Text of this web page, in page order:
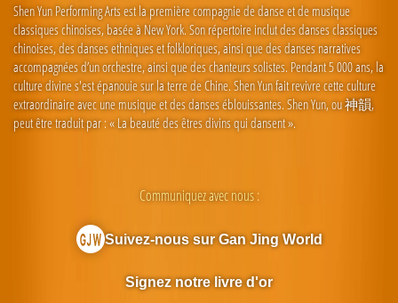
Shen Yun Performing Arts est la première compagnie de danse et de musique
classiques chinoises, basée à New York. Son répertoire inclut des danses classiques
chinoises, des danses ethniques et folkloriques, ainsi que des danses narratives
accompagnées d’un orchestre, ainsi que des chanteurs solistes. Pendant 5 000 ans, la
culture divine s'est épanouie sur la terre de Chine. Shen Yun fait revivre cette culture
extraordinaire avec une musique et des danses éblouissantes. Shen Yun, ou 神韻,
peut être traduit par : « La beauté des êtres divins qui dansent ».
Communiquez avec nous :
Suivez-nous sur Gan Jing World
Signez notre livre d'or